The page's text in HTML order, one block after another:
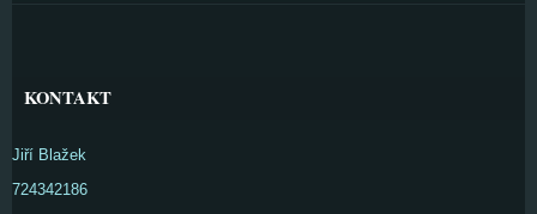
KONTAKT
Jiří Blažek
724342186